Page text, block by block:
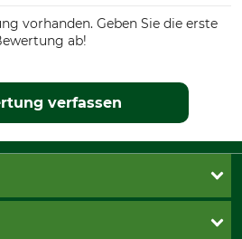
vorhanden. Geben Sie die erste
ab!
verfassen